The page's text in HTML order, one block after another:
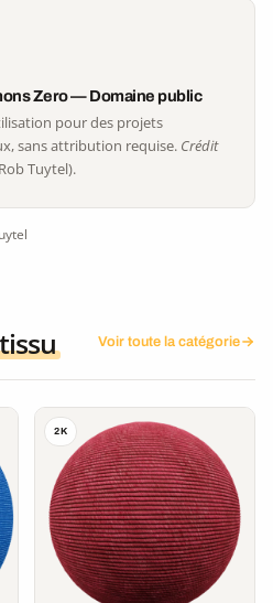
Zero — Domaine public
pour des projets
sans attribution requise. Crédit
Tuytel).
tissu Voir toute la catégorie
2K